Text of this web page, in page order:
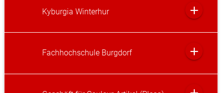
Kyburgia Winterhur add
Fachhochschule Burgdorf add